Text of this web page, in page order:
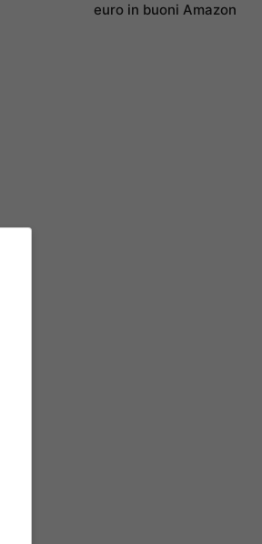
euro in buoni Amazon